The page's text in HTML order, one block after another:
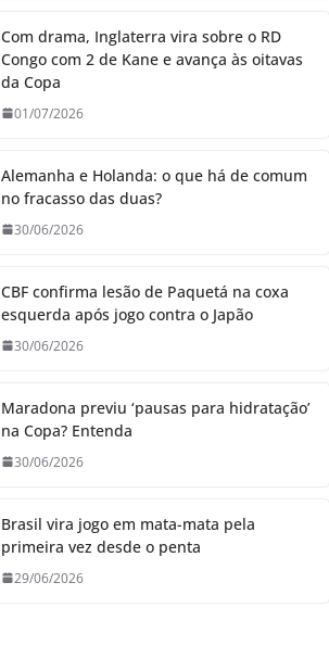
Com drama, Inglaterra vira sobre o RD
Congo com 2 de Kane e avança às oitavas
da Copa
01/07/2026
Alemanha e Holanda: o que há de comum
no fracasso das duas?
30/06/2026
CBF confirma lesão de Paquetá na coxa
esquerda após jogo contra o Japão
30/06/2026
Maradona previu ‘pausas para hidratação’
na Copa? Entenda
30/06/2026
Brasil vira jogo em mata-mata pela
primeira vez desde o penta
29/06/2026